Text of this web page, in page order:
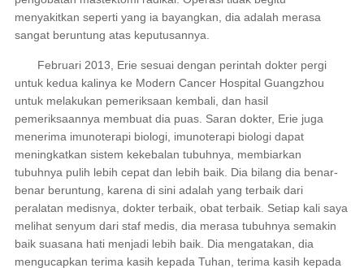
menyakitkan seperti yang ia bayangkan, dia adalah merasa
sangat beruntung atas keputusannya.
Februari 2013, Erie sesuai dengan perintah dokter pergi
untuk kedua kalinya ke Modern Cancer Hospital Guangzhou
untuk melakukan pemeriksaan kembali, dan hasil
pemeriksaannya membuat dia puas. Saran dokter, Erie juga
menerima imunoterapi biologi, imunoterapi biologi dapat
meningkatkan sistem kekebalan tubuhnya, membiarkan
tubuhnya pulih lebih cepat dan lebih baik. Dia bilang dia benar-
benar beruntung, karena di sini adalah yang terbaik dari
peralatan medisnya, dokter terbaik, obat terbaik. Setiap kali saya
melihat senyum dari staf medis, dia merasa tubuhnya semakin
baik suasana hati menjadi lebih baik. Dia mengatakan, dia
mengucapkan terima kasih kepada Tuhan, terima kasih kepada